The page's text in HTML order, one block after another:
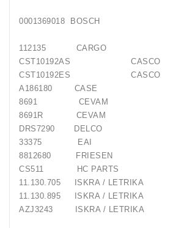
0001369018 BOSCH
112135 CARGO
CST10192AS CASCO
CST10192ES CASCO
A186180 CASE
8691 CEVAM
8691R CEVAM
DRS7290 DELCO
33375 EAI
8812680 FRIESEN
CS511 HC PARTS
11.130.705 ISKRA / LETRIKA
11.130.895 ISKRA / LETRIKA
AZJ3243 ISKRA / LETRIKA